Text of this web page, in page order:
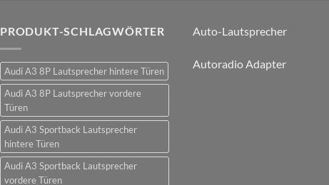
PRODUKT-SCHLAGWÖRTER
Audi A3 8P Lautsprecher hintere Türen
Audi A3 8P Lautsprecher vordere
Türen
Audi A3 Sportback Lautsprecher
hintere Türen
Audi A3 Sportback Lautsprecher
vordere Türen
Auto-Lautsprecher
Autoradio Adapter